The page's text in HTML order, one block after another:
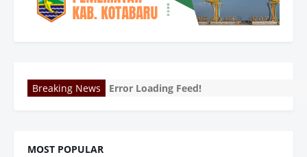
Breaking News Error Loading Feed!
MOST POPULAR